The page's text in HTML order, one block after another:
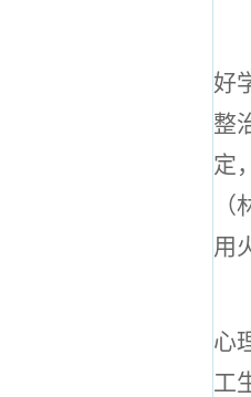
好
整
定
用
心
工